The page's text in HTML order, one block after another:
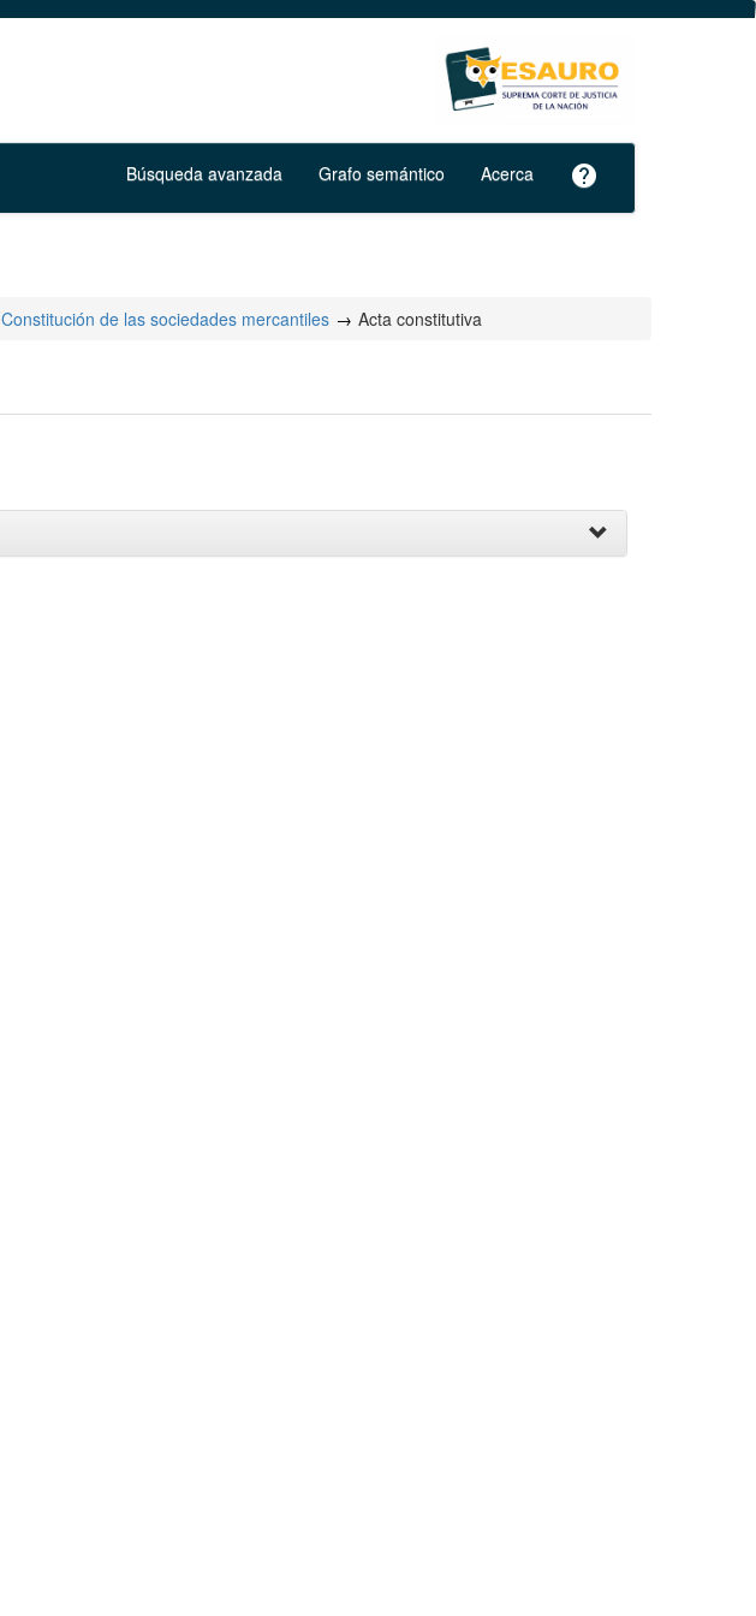
Búsqueda avanzada Grafo semántico Acerca help
Constitución de las sociedades mercantiles Acta constitutiva